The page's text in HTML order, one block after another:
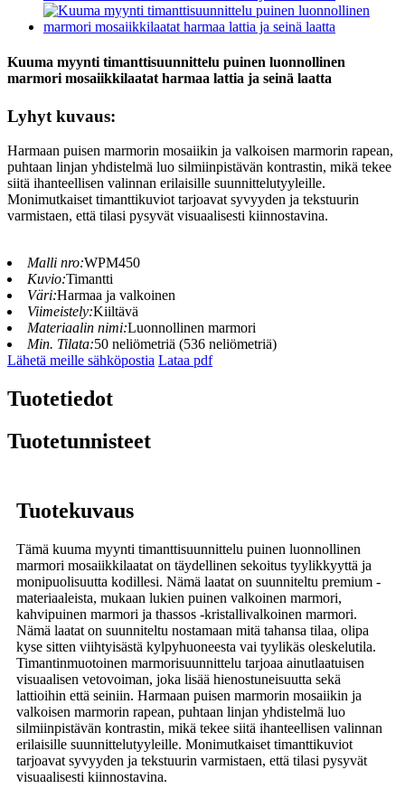
Kuuma myynti timanttisuunnittelu puinen luonnollinen
marmori mosaiikkilaatat harmaa lattia ja seinä laatta
Lyhyt kuvaus:
Harmaan puisen marmorin mosaiikin ja valkoisen marmorin rapean,
puhtaan linjan yhdistelmä luo silmiinpistävän kontrastin, mikä tekee
siitä ihanteellisen valinnan erilaisille suunnittelutyyleille.
Monimutkaiset timanttikuviot tarjoavat syvyyden ja tekstuurin
varmistaen, että tilasi pysyvät visuaalisesti kiinnostavina.
Malli nro:WPM450
Kuvio:Timantti
Väri:Harmaa ja valkoinen
Viimeistely:Kiiltävä
Materiaalin nimi:Luonnollinen marmori
Min. Tilata:50 neliömetriä (536 neliömetriä)
Lähetä meille sähköpostia Lataa pdf
Tuotetiedot
Tuotetunnisteet
Tuotekuvaus
Tämä kuuma myynti timanttisuunnittelu puinen luonnollinen
marmori mosaiikkilaatat on täydellinen sekoitus tyylikkyyttä ja
monipuolisuutta kodillesi. Nämä laatat on suunniteltu premium -
materiaaleista, mukaan lukien puinen valkoinen marmori,
kahvipuinen marmori ja thassos -kristallivalkoinen marmori.
Nämä laatat on suunniteltu nostamaan mitä tahansa tilaa, olipa
kyse sitten viihtyisästä kylpyhuoneesta vai tyylikäs oleskelutila.
Timantinmuotoinen marmorisuunnittelu tarjoaa ainutlaatuisen
visuaalisen vetovoiman, joka lisää hienostuneisuutta sekä
lattioihin että seiniin. Harmaan puisen marmorin mosaiikin ja
valkoisen marmorin rapean, puhtaan linjan yhdistelmä luo
silmiinpistävän kontrastin, mikä tekee siitä ihanteellisen valinnan
erilaisille suunnittelutyyleille. Monimutkaiset timanttikuviot
tarjoavat syvyyden ja tekstuurin varmistaen, että tilasi pysyvät
visuaalisesti kiinnostavina.